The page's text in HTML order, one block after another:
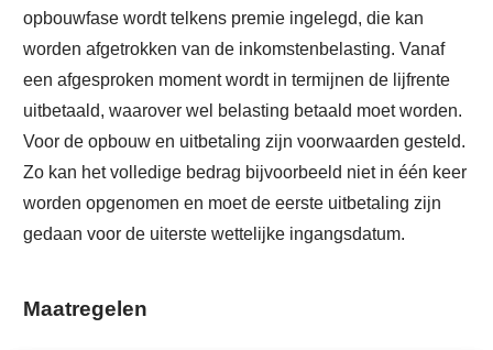
opbouwfase wordt telkens premie ingelegd, die kan
worden afgetrokken van de inkomstenbelasting. Vanaf
een afgesproken moment wordt in termijnen de lijfrente
uitbetaald, waarover wel belasting betaald moet worden.
Voor de opbouw en uitbetaling zijn voorwaarden gesteld.
Zo kan het volledige bedrag bijvoorbeeld niet in één keer
worden opgenomen en moet de eerste uitbetaling zijn
gedaan voor de uiterste wettelijke ingangsdatum.
Maatregelen